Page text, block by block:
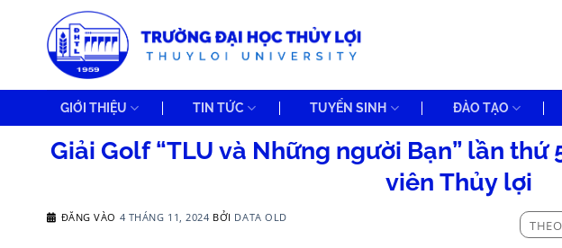
GIỚI THIỆU TIN TỨC TUYỂN SINH ĐÀO TẠO
Giải Golf “TLU và Những người Bạn” lần thứ
viên Thủy lợi
ĐĂNG VÀO 4 THÁNG 11, 2024 BỞI DATA OLD